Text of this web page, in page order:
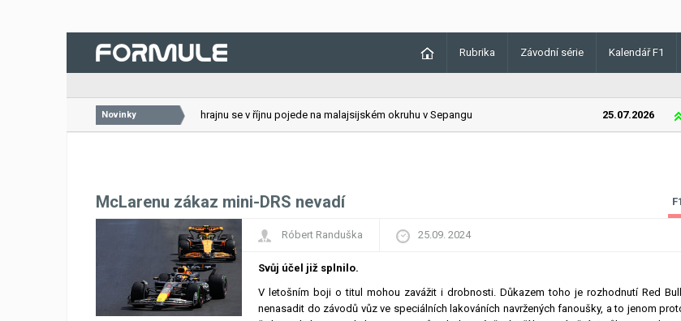
Rubrika Závodní série Kalendář F1
Novinky
26.07.2026 VC Bahrajnu se v říjnu pojede na malajsijském okruhu v Sepangu 25.07.2026
McLarenu zákaz mini-DRS nevadí F1
Róbert Randuška 25.09. 2024
Svůj účel již splnilo.
V letošním boji o titul mohou zavážit i drobnosti. Důkazem toho je rozhodnutí Red
nenasadit do závodů vůz ve speciálních lakováních navržených fanoušky, a to jenom